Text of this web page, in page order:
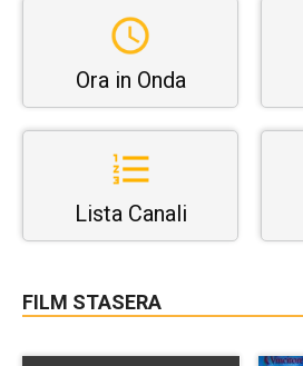
Ora in Onda
Lista Canali
FILM STASERA